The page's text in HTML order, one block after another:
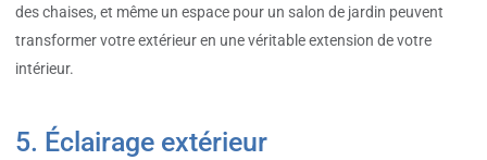
des chaises, et même un espace pour un salon de jardin peuvent
transformer votre extérieur en une véritable extension de votre
intérieur.
5. Éclairage extérieur